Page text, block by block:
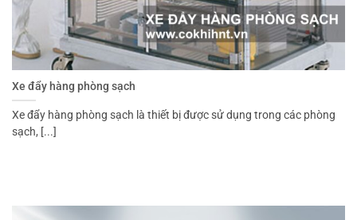
Xe đẩy hàng phòng sạch
Xe đẩy hàng phòng sạch là thiết bị được sử dụng trong các phòng
sạch, [...]